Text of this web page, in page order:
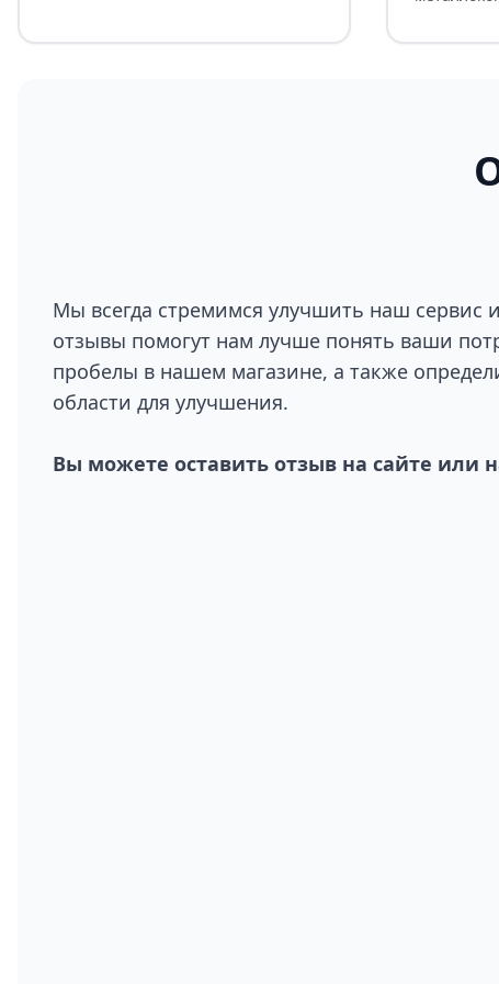
Мы всегда стремимся улучшить наш сервис
отзывы помогут нам лучше понять ваши
пробелы в нашем магазине, а также
области для улучшения.
Вы можете оставить отзыв на сайте или